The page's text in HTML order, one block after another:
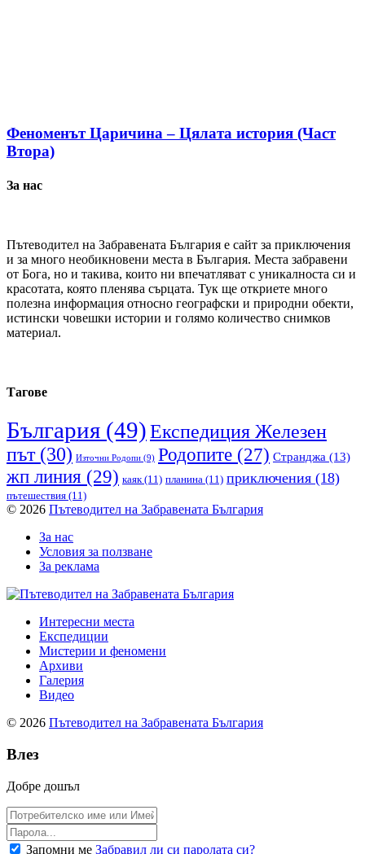
Феноменът Царичина – Цялата история (Част
Втора)
За нас
Пътеводител на Забравената България е сайт за приключения
и за много необикновени места в България. Места забравени
от Бога, но и такива, които ни впечатляват с уникалноста си и
красотата, която пленява сърцата. Тук ще откриете много
полезна информация относно географски и природни обекти,
истински човешки истории и голямо количество снимков
материал.
Тагове
България (49)Експедиция Железен
път(30) Източни Родопи (9) Родопите (27) Странджа (13)
жп линия (29) каяк(11) планина (11) приключения (18)
пътешествия (11)
© 2026 Пътеводител на Забравената България
За нас
Условия за ползване
За реклама
Интересни места
Експедиции
Мистерии и феномени
Архиви
Галерия
Видео
© 2026 Пътеводител на Забравената България
Влез
Добре дошъл
Запомни ме Забравил ли си паролата си?